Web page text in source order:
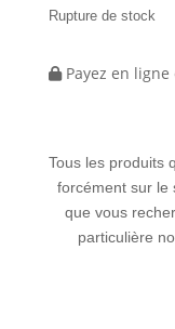
Rupture de stock
Payez en
Tous les produits
forcément sur le
que vous
particulière